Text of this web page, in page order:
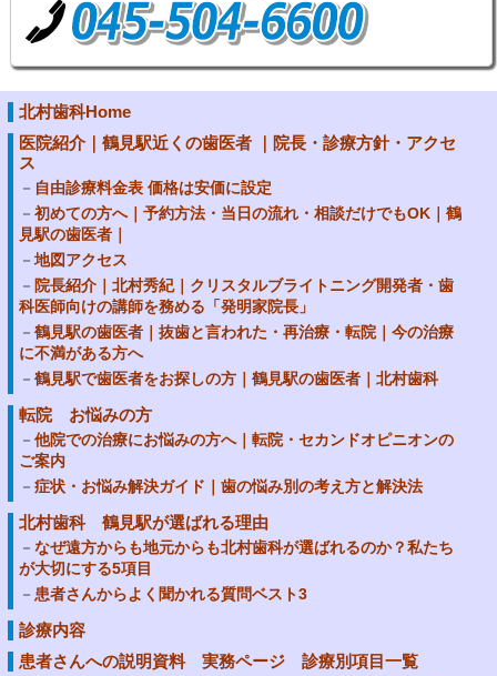
北村歯科Home
医院紹介｜鶴見駅近くの歯医者 ｜院長・診療方針・アクセ
ス
自由診療料金表 価格は安価に設定
初めての方へ｜予約方法・当日の流れ・相談だけでもOK｜鶴
見駅の歯医者｜
地図アクセス
院長紹介｜北村秀紀｜クリスタルブライトニング開発者・歯
科医師向けの講師を務める「発明家院長」
鶴見駅の歯医者｜抜歯と言われた・再治療・転院｜今の治療
に不満がある方へ
鶴見駅で歯医者をお探しの方｜鶴見駅の歯医者｜北村歯科
転院 お悩みの方
他院での治療にお悩みの方へ｜転院・セカンドオピニオンの
ご案内
症状・お悩み解決ガイド｜歯の悩み別の考え方と解決法
北村歯科 鶴見駅が選ばれる理由
なぜ遠方からも地元からも北村歯科が選ばれるのか？私たち
が大切にする5項目
患者さんからよく聞かれる質問ベスト3
診療内容
患者さんへの説明資料 実務ページ 診療別項目一覧